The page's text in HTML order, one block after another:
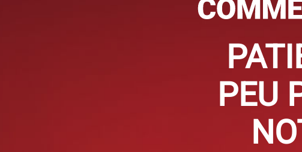
PEU